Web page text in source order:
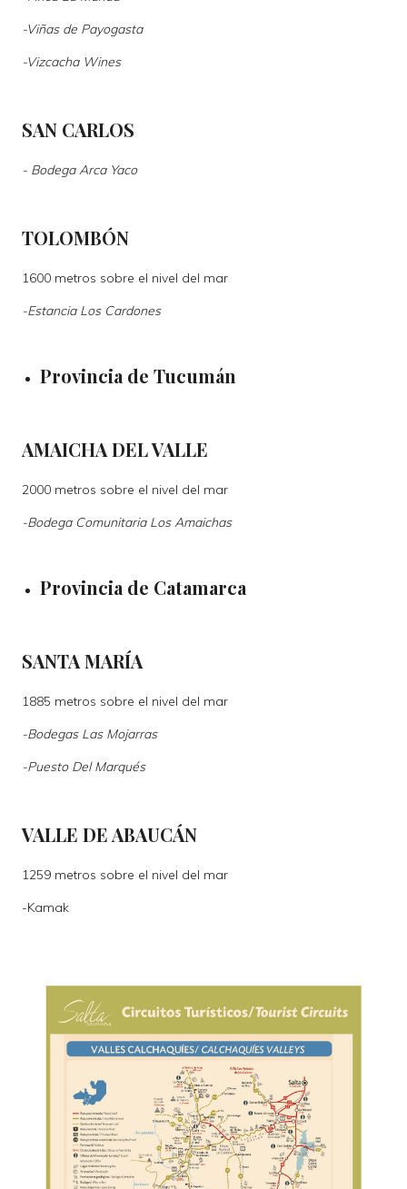
-Viñas de Payogasta
-Vizcacha Wines
SAN CARLOS
- Bodega Arca Yaco
TOLOMBÓN
1600 metros sobre el nivel del mar
-Estancia Los Cardones
Provincia de Tucumán
AMAICHA DEL VALLE
2000 metros sobre el nivel del mar
-Bodega Comunitaria Los Amaichas
Provincia de Catamarca
SANTA MARÍA
1885 metros sobre el nivel del mar
-Bodegas Las Mojarras
-Puesto Del Marqués
VALLE DE ABAUCÁN
1259 metros sobre el nivel del mar
-Kamak